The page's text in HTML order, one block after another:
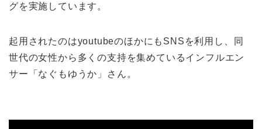
グを実施しています。
起用されたのはyoutubeのほかにもSNSを利用し、同
世代の女性から多くの支持を集めているインフルエン
サー「なぐもゆうか」さん。